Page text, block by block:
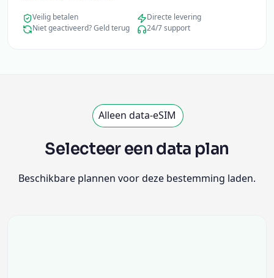
Veilig betalen
Directe levering
Niet geactiveerd? Geld terug
24/7 support
Alleen data-eSIM
Selecteer een data plan
Beschikbare plannen voor deze bestemming laden.